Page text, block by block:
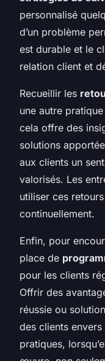
personnalisé
d’un problème
est durable et le
relation client et
Recueillir les
une autre
cela offre des
solutions
aux clients un
valorisés. Les
utiliser ces
continuellement.
Enfin, pour
place de
pour les clients
Offrir des
réussie ou
des clients
pratiques,